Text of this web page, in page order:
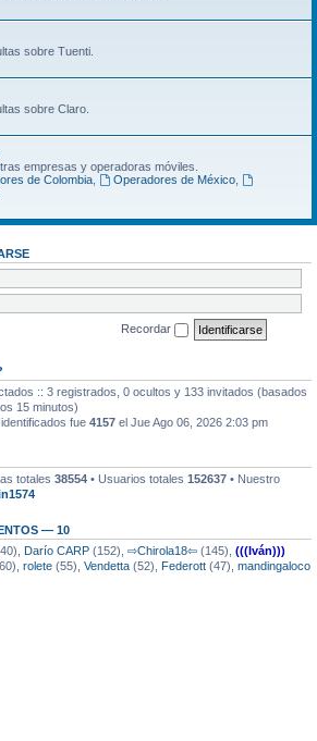
sobre Tuenti.
sobre Claro.
empresas y operadoras móviles.
de Colombia, Operadores de México,
Recordar
:: 3 registrados, 0 ocultos y 133 invitados (basados
15 minutos)
fue 4157 el Jue Ago 06, 2026 2:03 pm
totales 38554 • Usuarios totales 152637 • Nuestro
— 10
Darío CARP (152), ⇨Chirola18⇦ (145), (((Iván)))
rolete (55), Vendetta (52), Federott (47), mandingaloco